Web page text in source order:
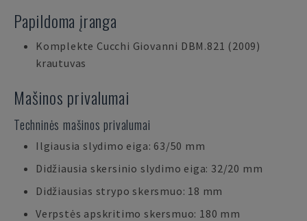
Papildoma įranga
Komplekte Cucchi Giovanni DBM.821 (2009)
krautuvas
Mašinos privalumai
Techninės mašinos privalumai
Ilgiausia slydimo eiga: 63/50 mm
Didžiausia skersinio slydimo eiga: 32/20 mm
Didžiausias strypo skersmuo: 18 mm
Verpstės apskritimo skersmuo: 180 mm